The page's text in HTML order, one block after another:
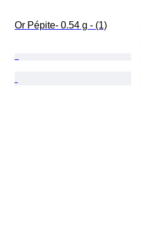
Or Pépite- 0.54 g - (1)